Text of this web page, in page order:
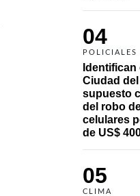
04
POLICIALES
Identifican
Ciudad del
supuesto
del robo
celulares
de US$
05
CLIMA